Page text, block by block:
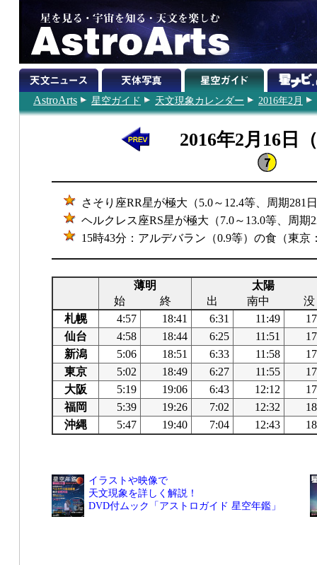
AstroArts 星空ガイド 天文現象カレンダー 2016年2月
2016年2月16日
さそり座RR星が極大（5.0～12.4等、周期281
ヘルクレス座RS星が極大（7.0～13.0等、周期
15時43分：アルデバラン（0.9等）の食（東京
薄明
太陽
始
終 出 南中
没
札幌
4:57 18:41 6:31 11:49
仙台
4:58 18:44 6:25 11:51
新潟
5:06 18:51 6:33 11:58
東京
5:02 18:49 6:27 11:55
大阪
5:19 19:06 6:43 12:12
福岡
5:39 19:26 7:02 12:32
沖縄
5:47 19:40 7:04 12:43
イラストや映像で
天文現象を詳しく解説！
DVD付ムック「アストロガイド 星空年鑑」